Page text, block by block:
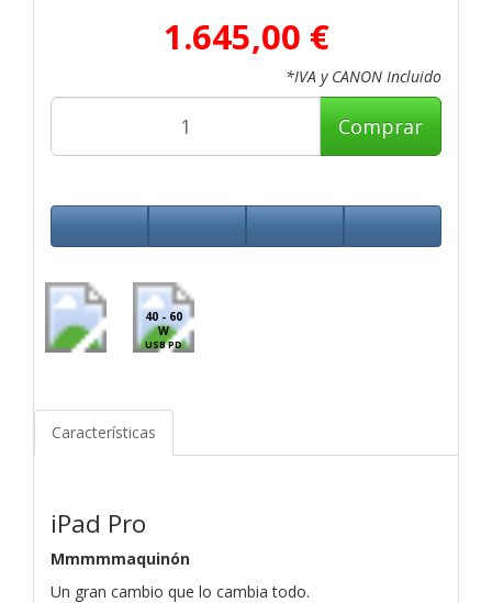
1.645,00 €
*IVA y CANON Incluido
Comprar
40 - 60
W
USB PD
Características
iPad Pro
Mmmmmaquinón
Un gran cambio que lo cambia todo.